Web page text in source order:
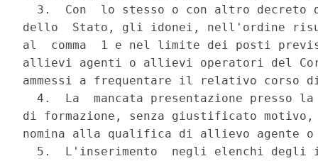
3.  Con  lo stesso o con altro decreto
dello  Stato, gli idonei, nell'ordine
al  comma  1 e nel limite dei posti
allievi agenti o allievi operatori del
ammessi a frequentare il relativo corso
4.  La  mancata presentazione presso
di formazione, senza giustificato motivo,
nomina alla qualifica di allievo agente
5.  L'inserimento  negli elenchi degli